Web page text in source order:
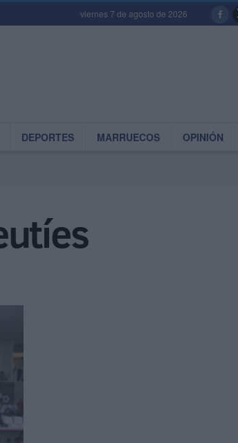
viernes 7 de agosto de 2026
DEPORTES MARRUECOS OPINIÓN